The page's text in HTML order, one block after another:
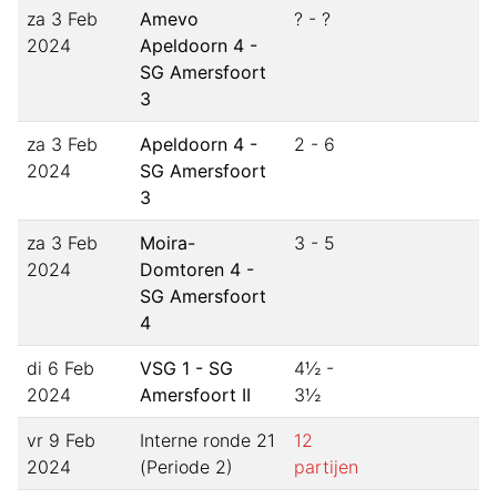
za 3 Feb
2024
Amevo
Apeldoorn 4 -
SG Amersfoort
3
? - ?
za 3 Feb
2024
Apeldoorn 4 -
SG Amersfoort
3
2 - 6
za 3 Feb
2024
Moira-
Domtoren 4 -
SG Amersfoort
4
3 - 5
di 6 Feb
2024
VSG 1 - SG
Amersfoort II
4½ -
3½
vr 9 Feb
2024
Interne ronde 21
(Periode 2)
12
partijen